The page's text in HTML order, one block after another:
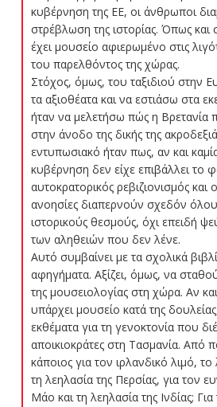
κυβέρνηση της ΕΕ, οι άνθρωποι
στρέβλωση της ιστορίας. Όπως και
έχει μουσείο αφιερωμένο στις
του παρελθόντος της χώρας.
Στόχος, όμως, του ταξιδιού στην
τα αξιοθέατα και να εστιάσω στα
ήταν να μελετήσω πώς η Βρετανία
στην άνοδο της δικής της
εντυπωσιακό ήταν πως, αν και
κυβέρνηση δεν είχε επιβάλλει το
αυτοκρατορικός ρεβιζιονισμός και
ανοησίες διαπερνούν σχεδόν
ιστορικούς θεσμούς, όχι επειδή
των αληθειών που δεν λένε.
Αυτό συμβαίνει με τα σχολικά
αφηγήματα. Αξίζει, όμως, να
της μουσειολογίας στη χώρα. Αν
υπάρχει μουσείο κατά της
εκθέματα για τη γενοκτονία που
αποικιοκράτες στη Τασμανία. Από
κάποιος για τον ιρλανδικό λιμό,
τη λεηλασία της Περσίας, για τον
Μάο και τη λεηλασία της Ινδίας;